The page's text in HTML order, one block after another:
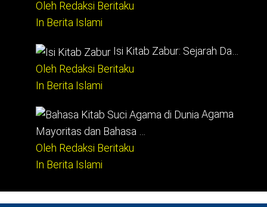
Oleh Redaksi Beritaku
In Berita Islami
Isi Kitab Zabur: Sejarah Da…
Oleh Redaksi Beritaku
In Berita Islami
Agama
Mayoritas dan Bahasa …
Oleh Redaksi Beritaku
In Berita Islami